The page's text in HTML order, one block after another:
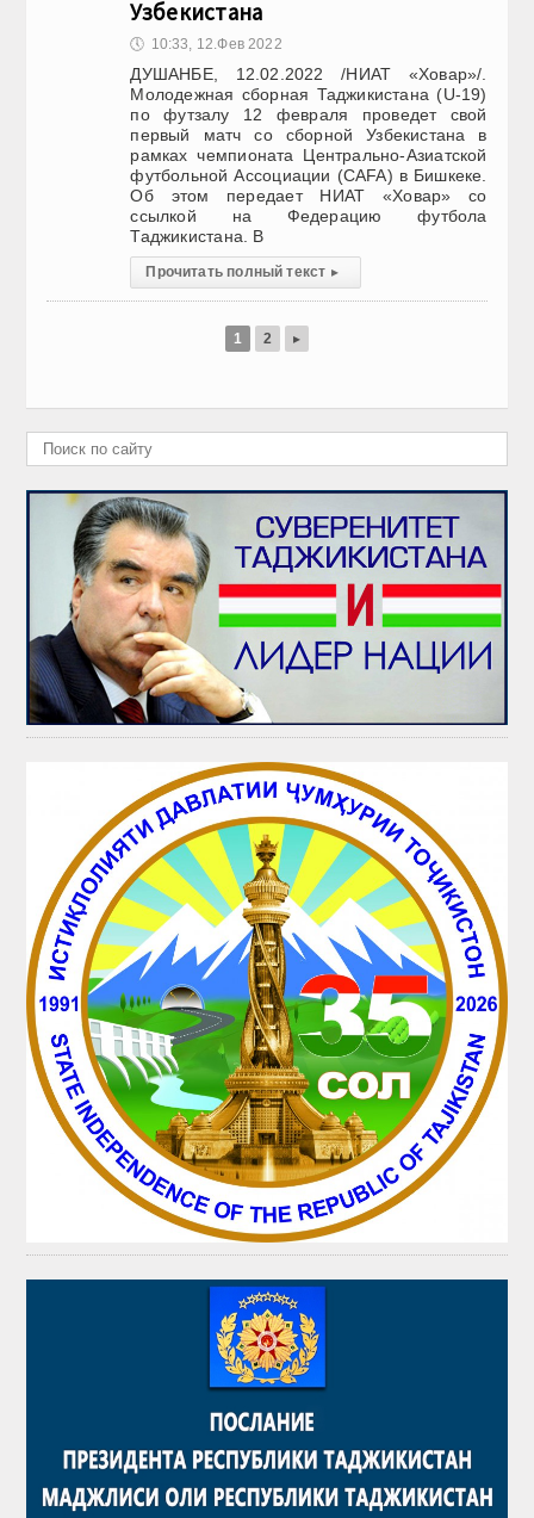
Узбекистана
🕔 10:33, 12.Фев 2022
ДУШАНБЕ, 12.02.2022 /НИАТ «Ховар»/.
Молодежная сборная Таджикистана (U-19)
по футзалу 12 февраля проведет свой
первый матч со сборной Узбекистана в
рамках чемпионата Центрально-Азиатской
футбольной Ассоциации (CAFA) в Бишкеке.
Об этом передает НИАТ «Ховар» со
ссылкой на Федерацию футбола
Таджикистана. В
Прочитать полный текст ▸
1 2 ▸